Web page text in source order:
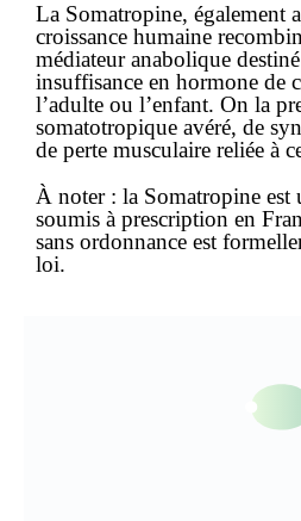
La Somatropine, également
croissance humaine
médiateur anabolique
insuffisance en hormone de
l’adulte ou l’enfant. On la
somatotropique avéré, de
de perte musculaire reliée à
À noter : la Somatropine est
soumis à prescription en
sans ordonnance est
loi.